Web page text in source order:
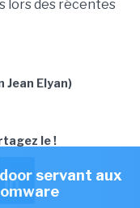
servant aux
lors des récentes
Jean Elyan)
le !